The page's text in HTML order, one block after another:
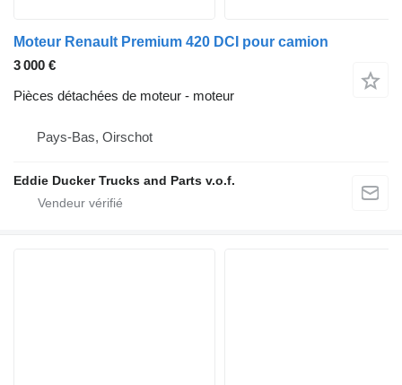
Moteur Renault Premium 420 DCI pour camion
3 000 €
Pièces détachées de moteur - moteur
Pays-Bas, Oirschot
Eddie Ducker Trucks and Parts v.o.f.